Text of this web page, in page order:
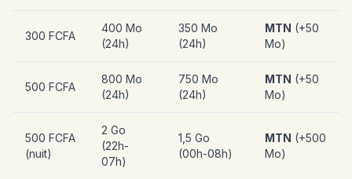
300 FCFA
400 Mo
(24h)
350 Mo
(24h)
MTN (+50
Mo)
500 FCFA
800 Mo
(24h)
750 Mo
(24h)
MTN (+50
Mo)
500 FCFA
(nuit)
2 Go
(22h-
07h)
1,5 Go
(00h-08h)
MTN (+500
Mo)